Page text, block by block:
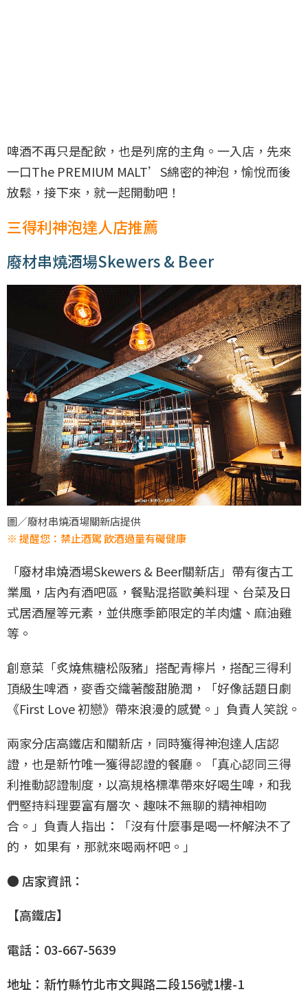
啤酒不再只是配飲，也是列席的主角。一入店，先來
一口The PREMIUM MALT’S綿密的神泡，愉悅而後
放鬆，接下來，就一起開動吧！
三得利神泡達人店推薦
廢材串燒酒場Skewers & Beer
圖／廢材串燒酒場關新店提供
※ 提醒您：禁止酒駕 飲酒過量有礙健康
「廢材串燒酒場Skewers & Beer關新店」帶有復古工
業風，店內有酒吧區，餐點混搭歐美料理、台菜及日
式居酒屋等元素，並供應季節限定的羊肉爐、麻油雞
等。
創意菜「炙燒焦糖松阪豬」搭配青檸片，搭配三得利
頂級生啤酒，麥香交織著酸甜脆潤，「好像話題日劇
《First Love 初戀》帶來浪漫的感覺。」負責人笑說。
兩家分店高鐵店和關新店，同時獲得神泡達人店認
證，也是新竹唯一獲得認證的餐廳。「真心認同三得
利推動認證制度，以高規格標準帶來好喝生啤，和我
們堅持料理要富有層次、趣味不無聊的精神相吻
合。」負責人指出：「沒有什麼事是喝一杯解決不了
的， 如果有，那就來喝兩杯吧。」
● 店家資訊：
【高鐵店】
電話：03-667-5639
地址：新竹縣竹北市文興路二段156號1樓-1